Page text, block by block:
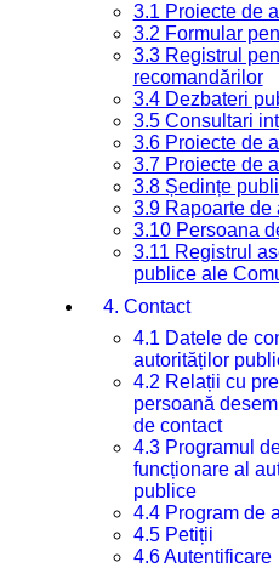
3.1 Proiecte de
3.2 Formular
3.3 Registrul
recomandărilor
3.4 Dezbateri
3.5 Consultari
3.6 Proiecte de
3.7 Proiecte de
3.8 Ședințe
3.9 Rapoarte de
3.10 Persoana
3.11 Registrul
publice ale
4. Contact
4.1 Datele de
autorităților
4.2 Relații cu
persoană
de contact
4.3 Programul
funcționare al
publice
4.4 Program de
4.5 Petiții
4.6 Autentificare